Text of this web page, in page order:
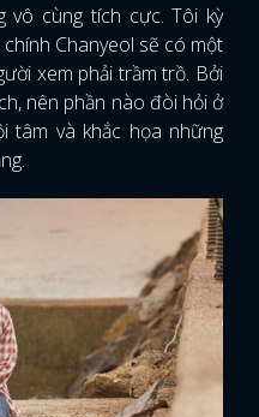
vô cùng tích cực. Tôi kỳ
Chanyeol sẽ có một
xem phải trầm trồ. Bởi
nên phần nào đòi hỏi ở
tâm và khắc họa những